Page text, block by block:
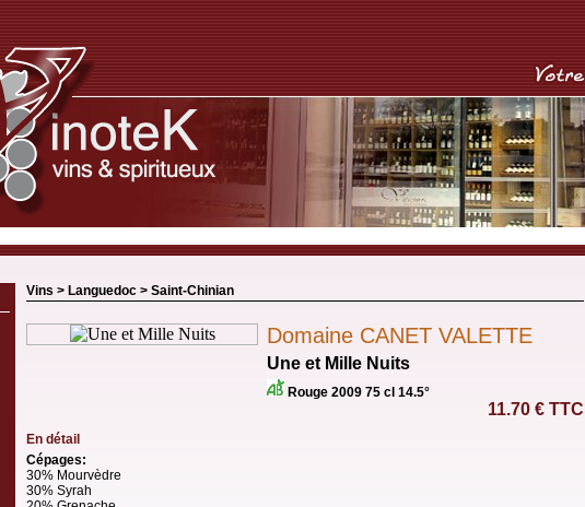
Vins > Languedoc > Saint-Chinian
Domaine CANET VALETTE
Une et Mille Nuits
Rouge 2009 75 cl 14.5°
11.70 € TTC
En détail
Cépages:
30% Mourvèdre
30% Syrah